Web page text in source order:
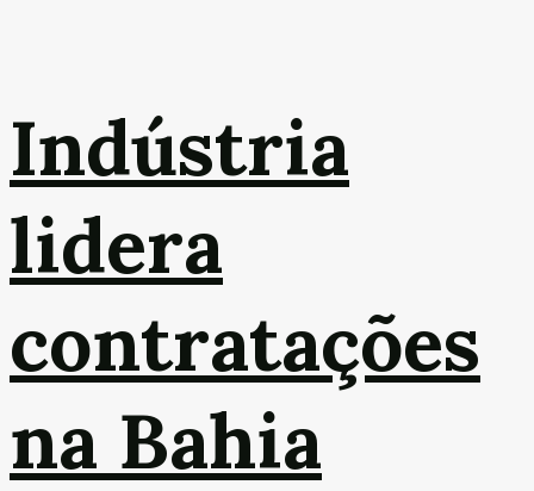
Indústria
lidera
contratações
na Bahia